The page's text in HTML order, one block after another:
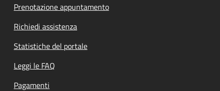
Prenotazione appuntamento
Richiedi assistenza
Statistiche del portale
Leggi le FAQ
Pagamenti